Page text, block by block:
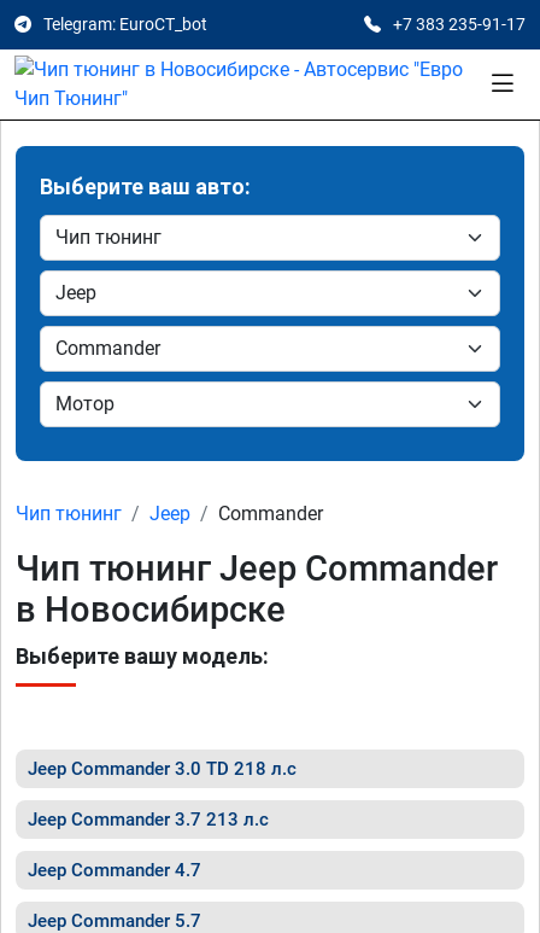
Telegram: EuroCT_bot +7 383 235-91-17
Выберите ваш авто:
Чип тюнинг Jeep Commander
Чип тюнинг Jeep Commander
в Новосибирске
Выберите вашу модель:
Jeep Commander 3.0 TD 218 л.с
Jeep Commander 3.7 213 л.с
Jeep Commander 4.7
Jeep Commander 5.7